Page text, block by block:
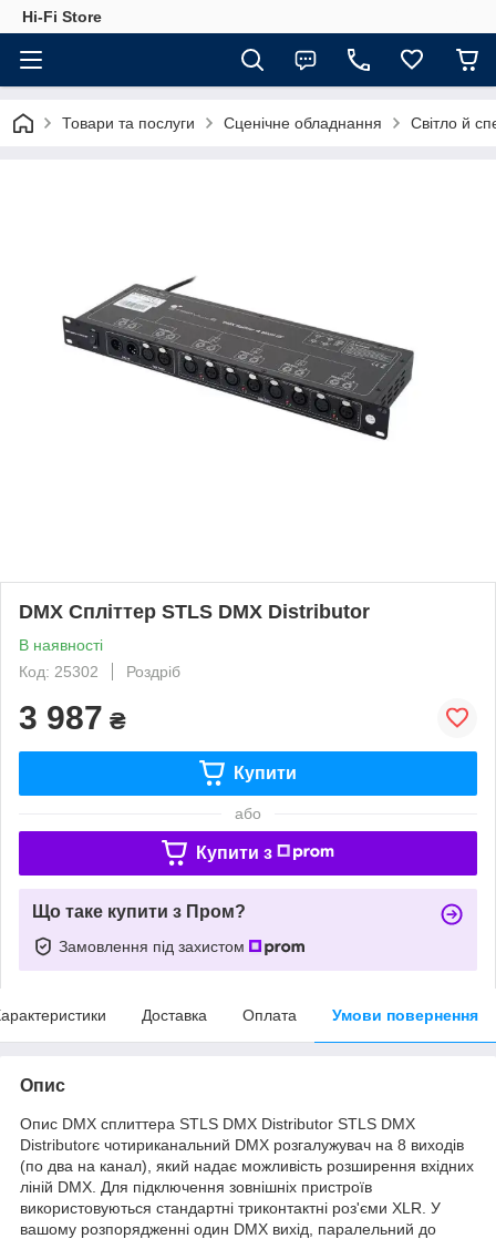
Hi-Fi Store
Товари та послуги Сценічне обладнання Світло й
DMX Спліттер STLS DMX Distributor
В наявності
Код: 25302
Роздріб
3 987 ₴
Купити
або
Купити з
Що таке купити з Пром?
Замовлення під захистом
Доставка Оплата Умови повернення
Опис
Опис DMX сплиттера STLS DMX Distributor STLS DMX
Distributorє чотириканальний DMX розгалужувач на 8 виходів
(по два на канал), який надає можливість розширення вхідних
ліній DMX. Для підключення зовнішніх пристроїв
використовуються стандартні триконтактні роз'єми XLR. У
вашому розпорядженні один DMX вихід, паралельний до